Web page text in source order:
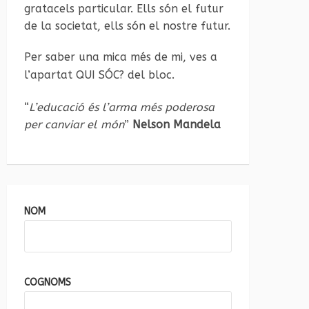
gratacels particular. Ells són el futur
de la societat, ells són el nostre futur.
Per saber una mica més de mi, ves a
l’apartat QUI SÓC? del bloc.
“L’educació és l’arma més poderosa
per canviar el món” Nelson Mandela
NOM
COGNOMS